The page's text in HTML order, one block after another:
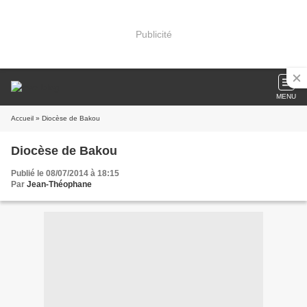
Publicité
MENU
Accueil » Diocèse de Bakou
Diocèse de Bakou
Publié le 08/07/2014 à 18:15
Par Jean-Théophane